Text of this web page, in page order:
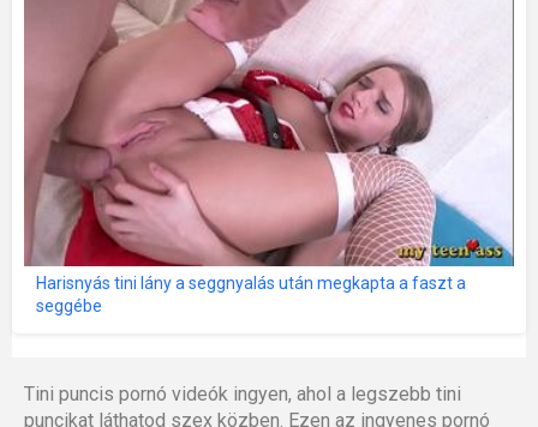
Harisnyás tini lány a seggnyalás után megkapta a faszt a
seggébe
Tini puncis pornó videók ingyen, ahol a legszebb tini
puncikat láthatod szex közben. Ezen az ingyenes pornó